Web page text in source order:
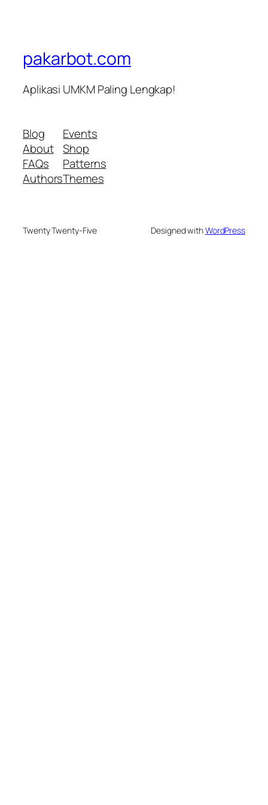
pakarbot.com
Aplikasi UMKM Paling Lengkap!
Blog
About
FAQs
Authors
Events
Shop
Patterns
Themes
Twenty Twenty-Five Designed withWordPress